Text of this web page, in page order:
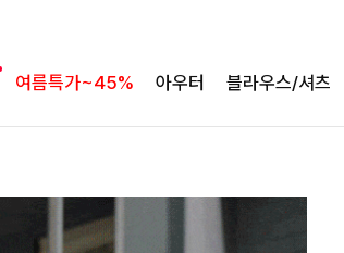
여름특가~45% 아우터 블라우스/셔츠